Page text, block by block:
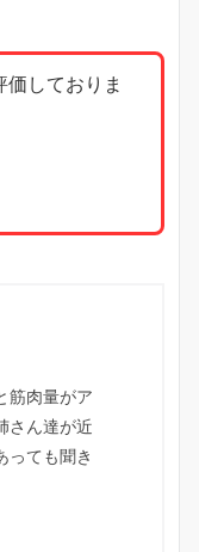
しておりま
筋肉量がア
さん達が近
っても聞き